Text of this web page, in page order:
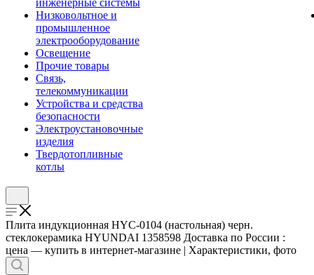
инженерные системы
Низковольтное и
промышленное
электрооборудование
Освещение
Прочие товары
Связь,
телекоммуникации
Устройства и средства
безопасности
Электроустановочные
изделия
Твердотопливные
котлы
Плита индукционная HYC-0104 (настольная) черн.
стеклокерамика HYUNDAI 1358598 Доставка по России :
цена — купить в интернет-магазине | Характеристики, фото